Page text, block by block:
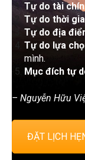
Tự do tài
Tự do thời
Tự do địa
Tự do lựa
mình.
Mục đích tự
– Nguyễn Hữu
ĐẶT LỊCH